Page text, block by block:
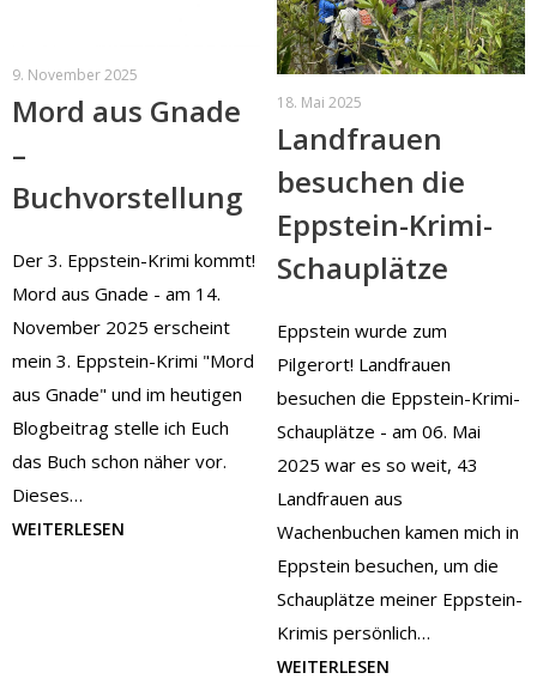
9. November 2025
Mord aus Gnade
–
Buchvorstellung
Der 3. Eppstein-Krimi kommt!
Mord aus Gnade - am 14.
November 2025 erscheint
mein 3. Eppstein-Krimi "Mord
aus Gnade" und im heutigen
Blogbeitrag stelle ich Euch
das Buch schon näher vor.
Dieses…
WEITERLESEN
18. Mai 2025
Landfrauen
besuchen die
Eppstein-Krimi-
Schauplätze
Eppstein wurde zum
Pilgerort! Landfrauen
besuchen die Eppstein-Krimi-
Schauplätze - am 06. Mai
2025 war es so weit, 43
Landfrauen aus
Wachenbuchen kamen mich in
Eppstein besuchen, um die
Schauplätze meiner Eppstein-
Krimis persönlich…
WEITERLESEN